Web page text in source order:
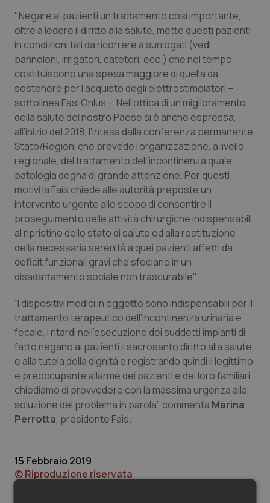
Provincia Autonoma di Bolzano
Provincia Autonoma di Trento
Puglia
Sardegna
Sicilia
Toscana
Umbria
Valle D’Aosta
Veneto
Infezioni & Febbre
Ipertensione & Scompenso
Malattie rare
Malattia di Crohn & Rettocolite Ulcerosa
Neuroscienze & patologie neurodegenerative
Obesità
Oftalmologia
Oncodermatologia
Oncoematologia
Oncologia & Nutrizione
Psoriasi & pelle
Quotidiano Cardiologia
Quotidiano Chirurgia
Quotidiano Oncologia
Quotidiano Pediatria
"Negare ai pazienti un trattamento così importante,
oltre a ledere il diritto alla salute, mette questi pazienti
in condizioni tali da ricorrere a surrogati (vedi
pannoloni, irrigatori, cateteri, ecc.) che nel tempo
costituiscono una spesa maggiore di quella da
sostenere per l’acquisto degli elettrostimolatori –
sottolinea Fasi Onlus -. Nell’ottica di un miglioramento
della salute del nostro Paese si è anche espressa,
all’inizio del 2018, l'intesa dalla conferenza permanente
Stato/Regioni che prevede l'organizzazione, a livello
regionale, del trattamento dell'incontinenza quale
patologia degna di grande attenzione. Per questi
motivi la Fais chiede alle autorità preposte un
intervento urgente allo scopo di consentire il
proseguimento delle attività chirurgiche indispensabili
al ripristino dello stato di salute ed alla restituzione
della necessaria serenità a quei pazienti affetti da
deficit funzionali gravi che sfociano in un
disadattamento sociale non trascurabile".
“I dispositivi medici in oggetto sono indispensabili per il
trattamento terapeutico dell’incontinenza urinaria e
fecale, i ritardi nell’esecuzione dei suddetti impianti di
fatto negano ai pazienti il sacrosanto diritto alla salute
e alla tutela della dignità e registrando quindi il legittimo
e preoccupante allarme dei pazienti e dei loro familiari,
chiediamo di provvedere con la massima urgenza alla
soluzione del problema in parola”, commenta Marina
Perrotta, presidente Fais.
15 Febbraio 2019
© Riproduzione riservata